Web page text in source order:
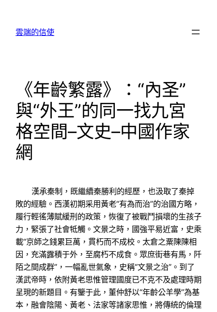
雲端的信使
《年齡繁露》：“內圣”
與“外王”的同一找九宮
格空間–文史–中國作家
網
漢承秦制，既繼續秦勝利的經歷，也汲取了秦掉
敗的經驗。西漢初期采用黃老“有為而治”的治國方略，
履行輕徭薄賦緩刑的政策，恢復了被戰鬥損壞的生孩子
力，緊張了社會牴觸。文景之時，國強平易近富，史乘
載“京師之錢累巨萬，貫朽而不成校。太倉之粟陳陳相
因，充滿露積于外，至腐朽不成食。眾庶街巷有馬，阡
陌之間成群”，一幅亂世氣象，史稱“文景之治”。到了
漢武帝時，依附黃老思惟管理國度已不克不及處理時期
呈現的新題目。有鑒于此，董仲舒以“年齡公羊學”為基
本，融會陰陽、黃老、法家等諸家思惟，將傳統的倫理